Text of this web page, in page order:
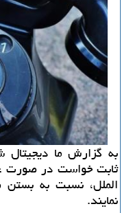
به گزارش ما دیجیتال
ثابت خواست در صورت
الملل، نسبت به
نمایند.